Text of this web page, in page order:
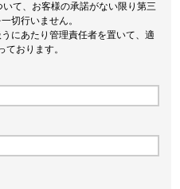
て、お客様の承諾がない限り第三
切行いません。
にあたり管理責任者を置いて、適
ております。